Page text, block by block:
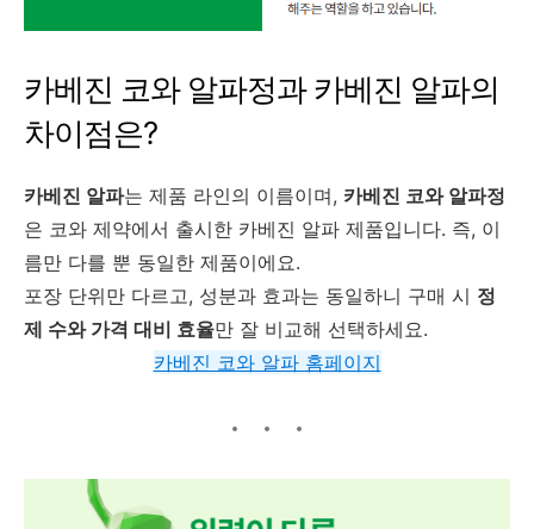
카베진 코와 알파정과 카베진 알파의
차이점은?
카베진 알파는 제품 라인의 이름이며, 카베진 코와 알파정
은 코와 제약에서 출시한 카베진 알파 제품입니다. 즉, 이
름만 다를 뿐 동일한 제품이에요.
포장 단위만 다르고, 성분과 효과는 동일하니 구매 시 정
제 수와 가격 대비 효율만 잘 비교해 선택하세요.
카베진 코와 알파 홈페이지